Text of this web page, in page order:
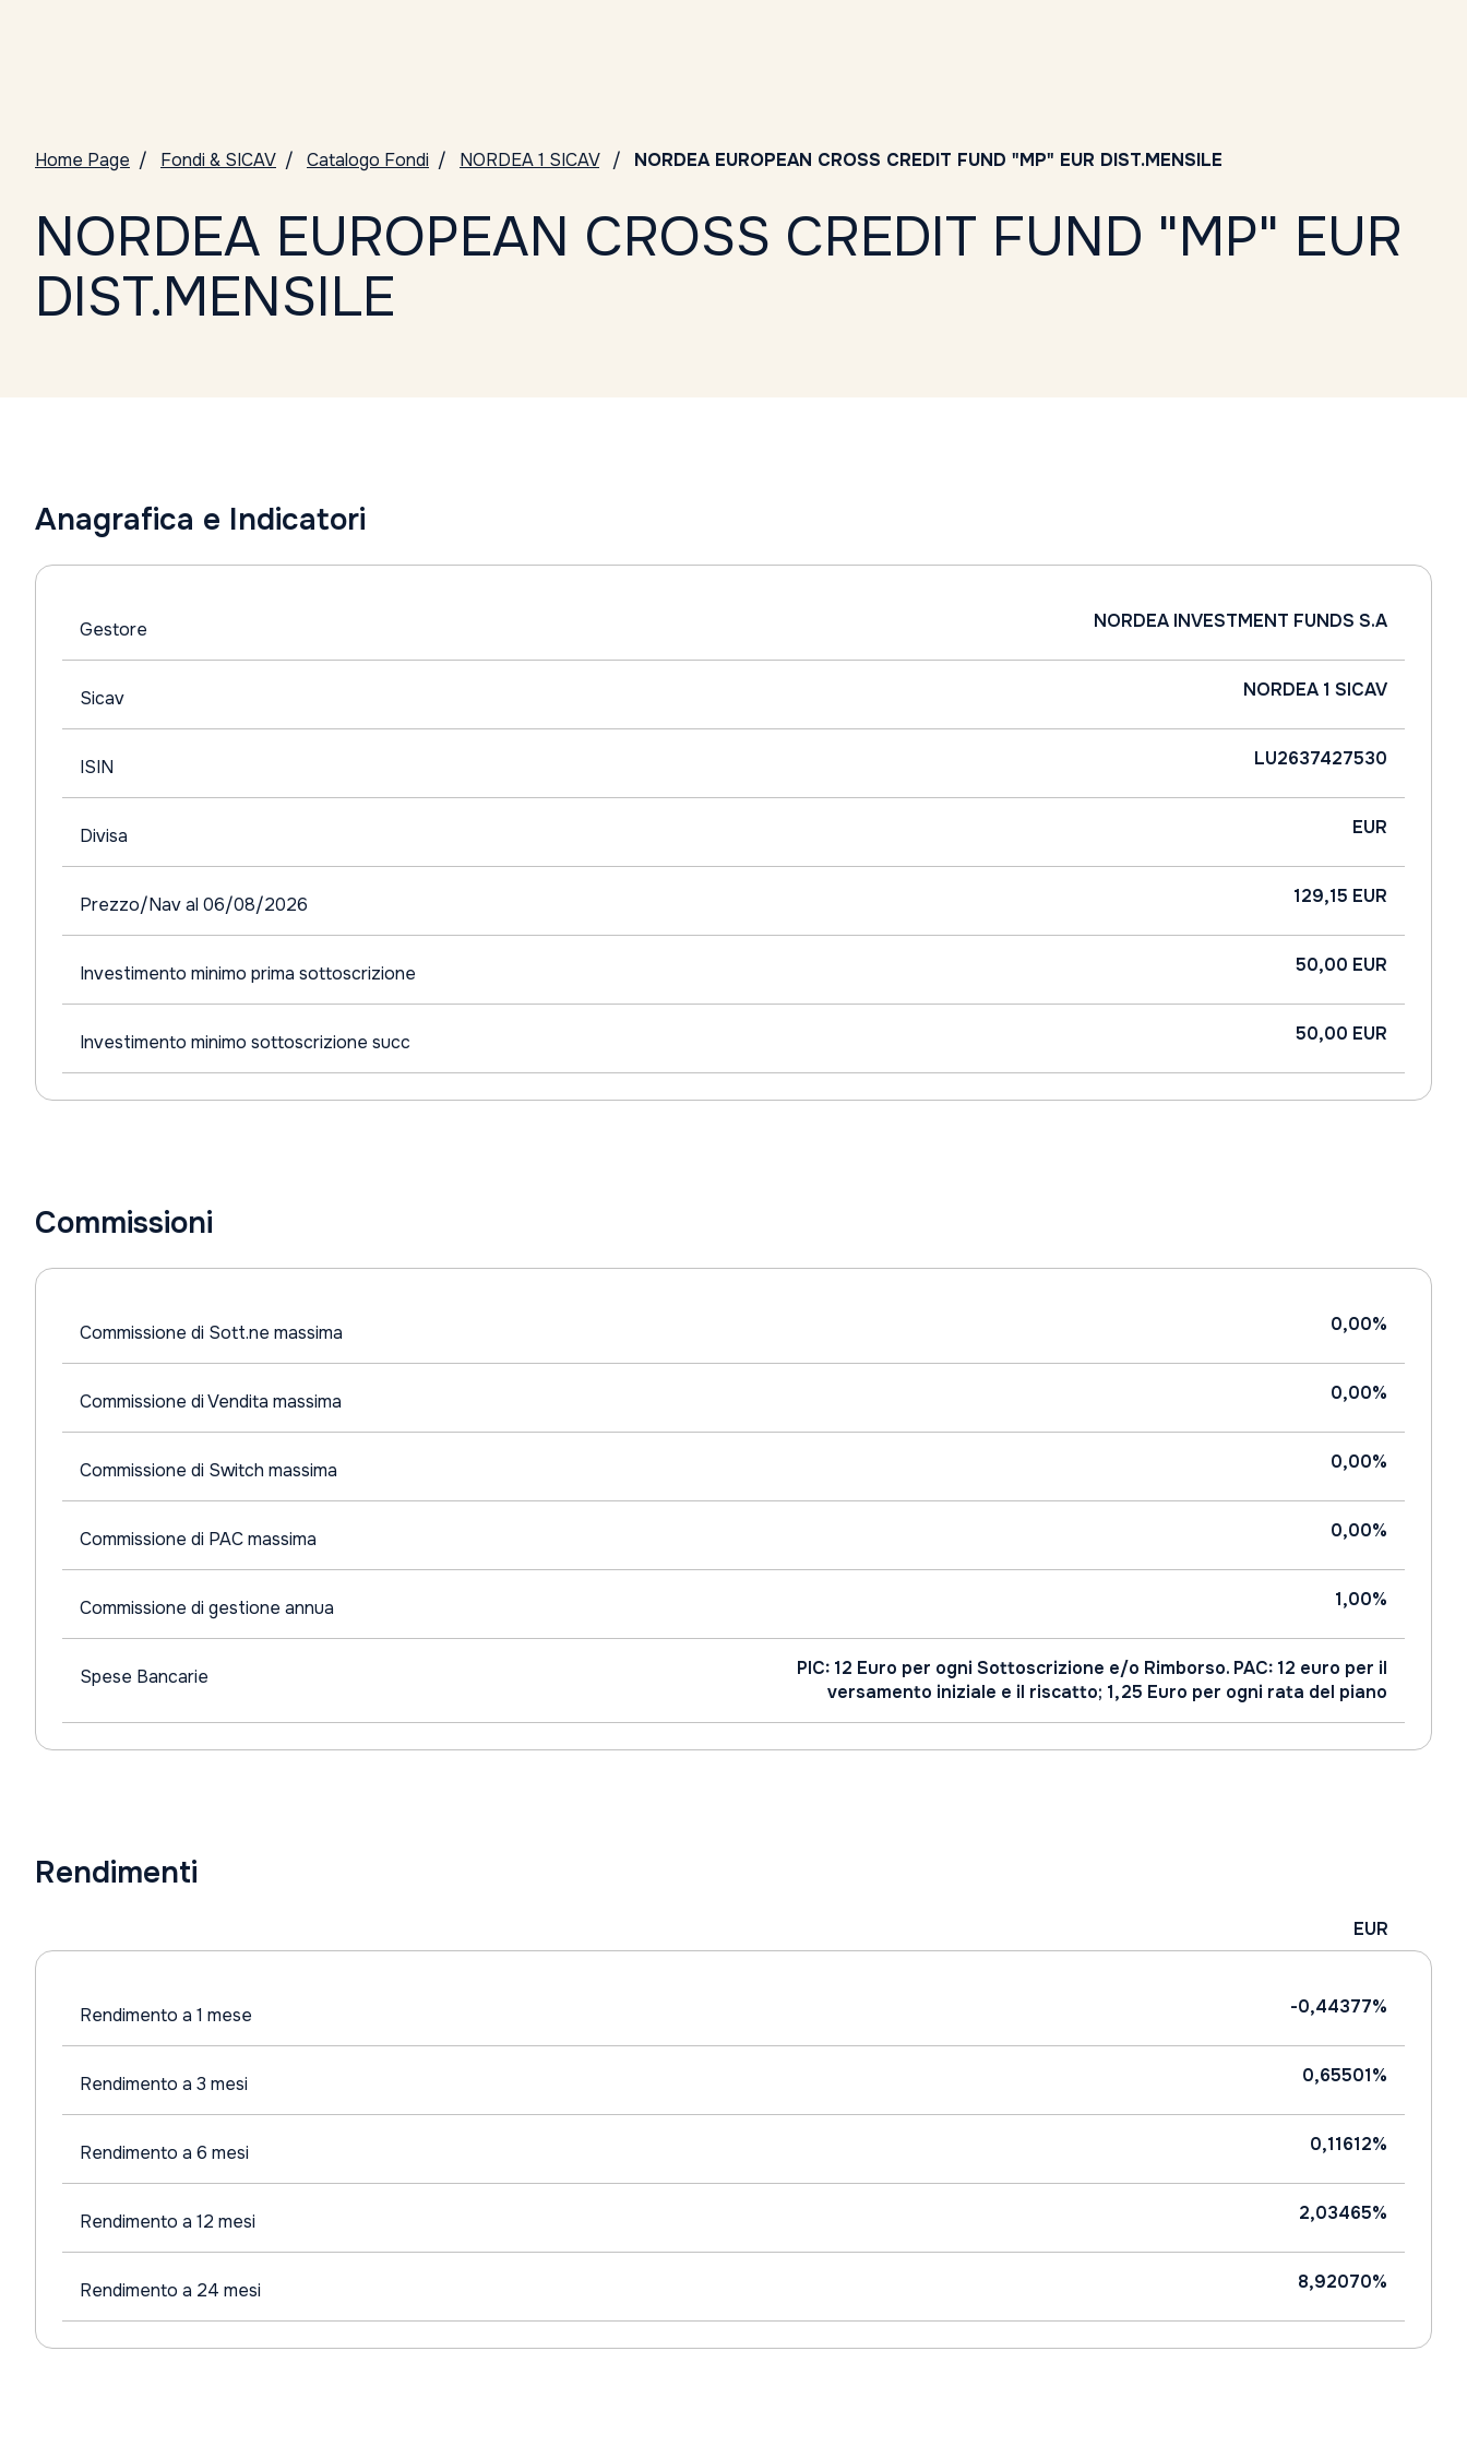
Home Page Fondi & SICAV Catalogo Fondi NORDEA 1 SICAV NORDEA EUROPEAN CROSS CREDIT FUND "MP" EUR DIST.MENSILE
NORDEA EUROPEAN CROSS CREDIT FUND "MP" EUR
DIST.MENSILE
Anagrafica e Indicatori
Gestore NORDEA INVESTMENT FUNDS S.A
Sicav NORDEA 1 SICAV
ISIN LU2637427530
Divisa EUR
Prezzo/Nav al 06/08/2026 129,15 EUR
Investimento minimo prima sottoscrizione 50,00 EUR
Investimento minimo sottoscrizione succ 50,00 EUR
Commissioni
Commissione di Sott.ne massima 0,00%
Commissione di Vendita massima 0,00%
Commissione di Switch massima 0,00%
Commissione di PAC massima 0,00%
Commissione di gestione annua 1,00%
Spese Bancarie
PIC: 12 Euro per ogni Sottoscrizione e/o Rimborso. PAC: 12 euro per il
versamento iniziale e il riscatto; 1,25 Euro per ogni rata del piano
Rendimenti
EUR
Rendimento a 1 mese -0,44377%
Rendimento a 3 mesi 0,65501%
Rendimento a 6 mesi 0,11612%
Rendimento a 12 mesi 2,03465%
Rendimento a 24 mesi 8,92070%